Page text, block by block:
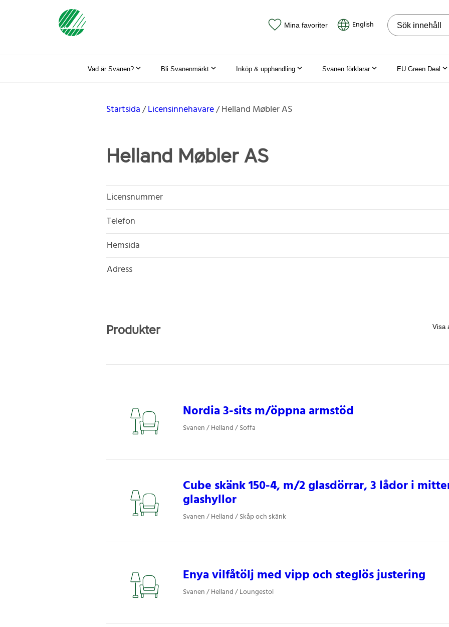
Mina favoriter English Sök på
Vad är Svanen? Bli Svanenmärkt Inköp & upphandling Svanen förklarar EU Green Deal
Startsida Licensinnehavare Helland Møbler AS
Helland Møbler AS
Licensnummer
Telefon
Hemsida
Adress
Produkter
Nordia 3-sits m/öppna armstöd
Svanen / Helland / Soffa
Cube skänk 150-4, m/2 glasdörrar, 3 lådor i
glashyllor
Svanen / Helland / Skåp och skänk
Enya vilfåtölj med vipp och steglös justering
Svanen / Helland / Loungestol